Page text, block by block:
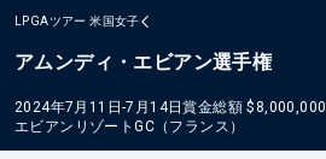
LPGAツアー 米国女子
アムンディ・エビアン選手権
2024年7月11日-7月14日賞金総額 $8,000,000
エビアンリゾートGC（フランス）